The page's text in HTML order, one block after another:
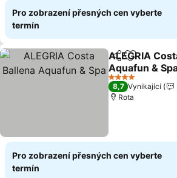
Pro zobrazení přesných cen vyberte
termín
SdíletPřidat na
ALEGRIA
Aquafun &
Ukázat ceny
4 Počet hvězdiček
8,7 Vynikající
Rota
Pro zobrazení přesných cen vyberte
termín